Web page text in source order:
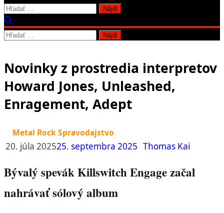
Hľadať:
Hľadať:
Novinky z prostredia interpretov
Howard Jones, Unleashed,
Enragement, Adept
Metal Rock Spravodajstvo
20. júla 202525. septembra 2025 Thomas Kai
Bývalý spevák Killswitch Engage začal
nahrávať sólový album